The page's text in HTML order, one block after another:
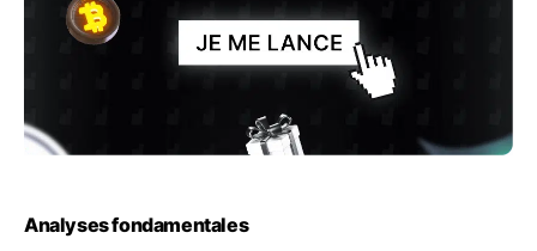
Analyses fondamentales